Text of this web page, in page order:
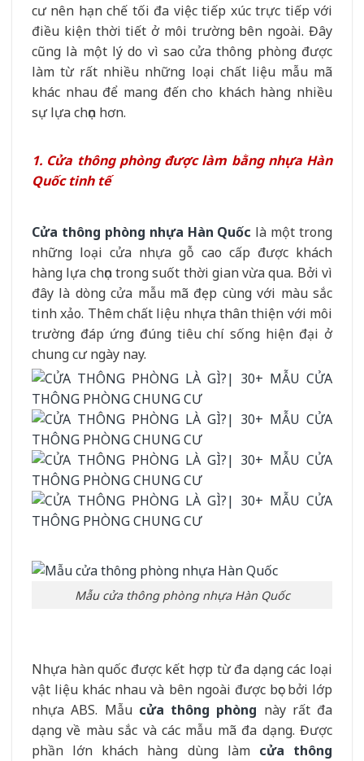
cư nên hạn chế tối đa việc tiếp xúc trực tiếp với
điều kiện thời tiết ở môi trường bên ngoài. Đây
cũng là một lý do vì sao cửa thông phòng được
làm từ rất nhiều những loại chất liệu mẫu mã
khác nhau để mang đến cho khách hàng nhiều
sự lựa chọn hơn.
1. Cửa thông phòng được làm bằng nhựa Hàn
Quốc tinh tế
Cửa thông phòng nhựa Hàn Quốc là một trong
những loại cửa nhựa gỗ cao cấp được khách
hàng lựa chọn trong suốt thời gian vừa qua. Bởi vì
đây là dòng cửa mẫu mã đẹp cùng với màu sắc
tinh xảo. Thêm chất liệu nhựa thân thiện với môi
trường đáp ứng đúng tiêu chí sống hiện đại ở
chung cư ngày nay.
Mẫu cửa thông phòng nhựa Hàn Quốc
Nhựa hàn quốc được kết hợp từ đa dạng các loại
vật liệu khác nhau và bên ngoài được bọc bởi lớp
nhựa ABS. Mẫucửa thông phòng này rất đa
dạng về màu sắc và các mẫu mã đa dạng. Được
phần lớn khách hàng dùng làm cửa thông